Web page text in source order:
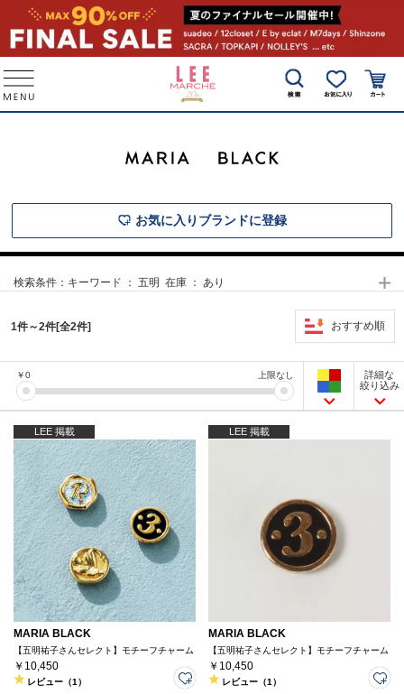
お気に入りブランドに登録
検索条件： キーワード ： 五明 在庫 ： あり
1件～2件[全2件] おすすめ順
￥0 上限なし
詳細な
絞り込み
LEE 掲載
MARIA BLACK
【五明祐子さんセレクト】モチーフチャーム
￥10,450
レビュー（1）
LEE 掲載
MARIA BLACK
【五明祐子さんセレクト】モチーフチャーム
￥10,450
レビュー（1）